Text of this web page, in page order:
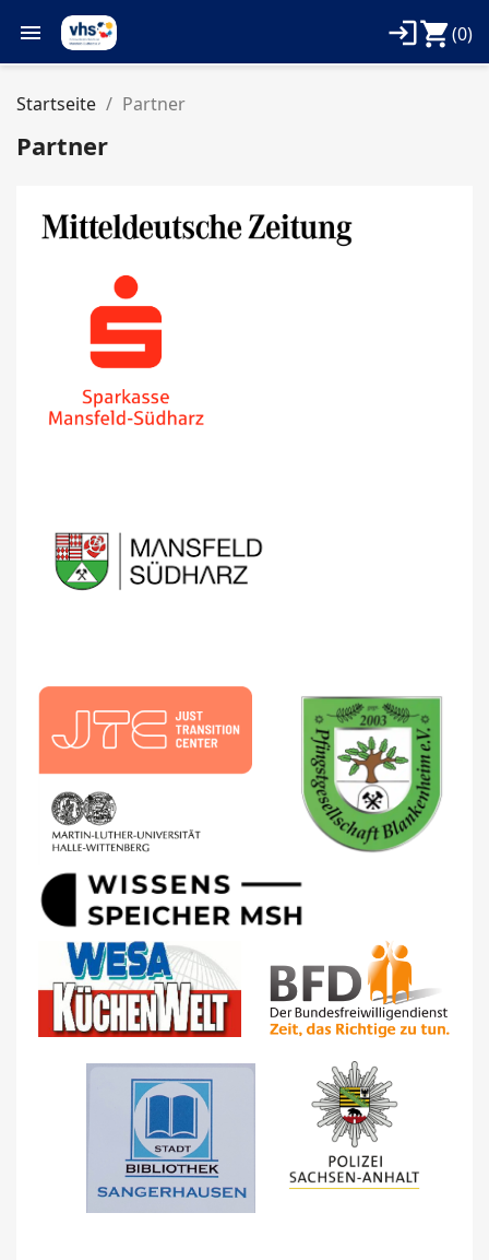
 shopping_cart(0)
login
Startseite Partner
Partner